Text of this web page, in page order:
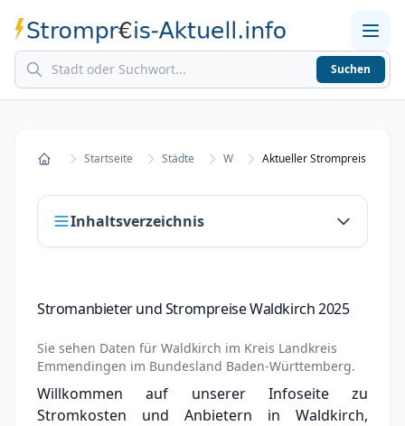
Home
Stromkosten berechnen
Suchen
StartseiteStartseite Städte W Aktueller Strompreis in
Inhaltsverzeichnis
2025
Stromanbieter wechseln in Waldkirch
Strompreisvergleich Waldkirch 2025
Grundversorger Waldkirch
Stromanbieter und Strompreise Waldkirch 2025
Sie sehen Daten für Waldkirch im Kreis Landkreis
Emmendingen im Bundesland Baden-Württemberg.
Willkommen auf unserer Infoseite zu
Stromkosten und Anbietern in Waldkirch,